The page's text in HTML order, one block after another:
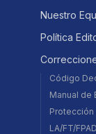
Nuestro
Política
Código
Manual de
Protección
LA/FT/